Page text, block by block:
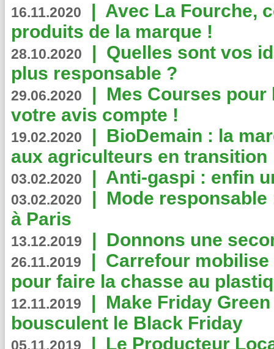
16.11.2020 | Avec La Fourche,
produits de la marque !
28.10.2020 | Quelles sont vos
plus responsable ?
29.06.2020 | Mes Courses pour
votre avis compte !
19.02.2020 | BioDemain : la
aux agriculteurs en transition
03.02.2020 | Anti-gaspi : enfin
03.02.2020 | Mode
à Paris
13.12.2019 | Donnons une
26.11.2019 | Carrefour
pour faire la chasse au
12.11.2019 | Make Friday
bousculent le Black Friday
05.11.2019 | Le Producteur